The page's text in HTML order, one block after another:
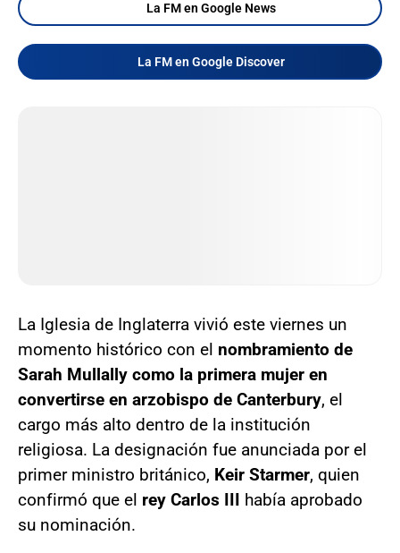
La FM en Google News
La FM en Google Discover
La Iglesia de Inglaterra vivió este viernes un
momento histórico con el nombramiento de
Sarah Mullally como la primera mujer en
convertirse en arzobispo de Canterbury, el
cargo más alto dentro de la institución
religiosa. La designación fue anunciada por el
primer ministro británico, Keir Starmer, quien
confirmó que el rey Carlos III había aprobado
su nominación.